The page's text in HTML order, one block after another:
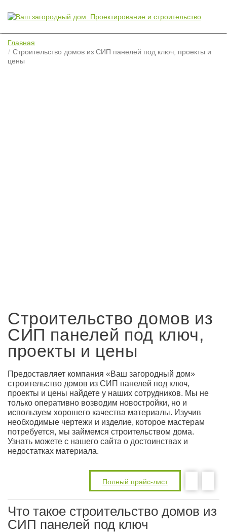
Главная
Строительство домов из СИП панелей под ключ, проекты и
цены
Строительство домов из
СИП панелей под ключ,
проекты и цены
Предоставляет компания «Ваш загородный дом»
строительство домов из СИП панелей под ключ,
проекты и цены найдете у наших сотрудников. Мы не
только оперативно возводим новостройки, но и
используем хорошего качества материалы. Изучив
необходимые чертежи и изделие, которое мастерам
потребуется, мы займемся строительством дома.
Узнать можете с нашего сайта о достоинствах и
недостатках материала.
Полный прайс-лист
Что такое строительство домов из
СИП панелей под ключ